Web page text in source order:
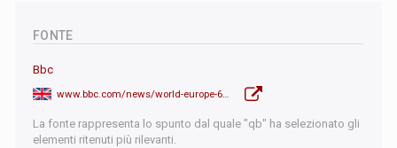
FONTE
Bbc
www.bbc.com/news/world-europe-64899041
La fonte rappresenta lo spunto dal quale "qb" ha selezionato gli
elementi ritenuti più rilevanti.